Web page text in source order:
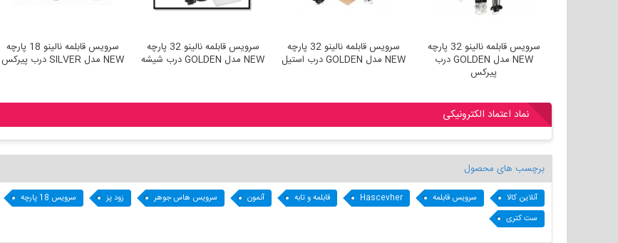
سرویس قابلمه نالینو 18 پارچه
NEW مدل SILVER درب پیرکس
سرویس قابلمه نالینو 32 پارچه
NEW مدل GOLDEN درب شیشه
سرویس قابلمه نالینو 32 پارچه
NEW مدل GOLDEN درب استیل
سرویس قابلمه نالینو 32 پارچه
NEW مدل GOLDEN درب
پیرکس
نماد اعتماد الکترونیکی
برچسب های محصول
آنلاین کالا سرویس قابلمه Hascevher قابلمه و تابه آنمون سرویس هاس جوهر زود پز سرویس 18 پارچه
ست کتری